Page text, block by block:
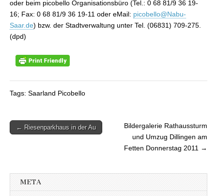
oder beim picobello Organisationsbüro (Tel.: 0 68 81/9 36 19-
16; Fax: 0 68 81/9 36 19-11 oder eMail: picobello@Nabu-
Saar.de) bzw. der Stadtverwaltung unter Tel. (06831) 709-275.
(dpd)
Tags: Saarland Picobello
Beitragsnavigation
← Riesenparkhaus in der Au
Bildergalerie Rathaussturm
und Umzug Dillingen am
Fetten Donnerstag 2011 →
META